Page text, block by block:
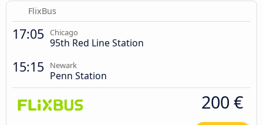
FlixBus
17:05 Chicago
95th Red Line Station
15:15 Newark
Penn Station
200 €